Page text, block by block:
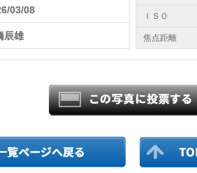
03/08
辰雄
ＩＳＯ
焦点距離